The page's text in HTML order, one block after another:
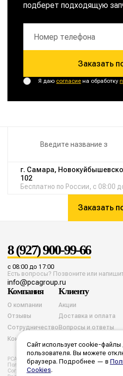
подберет подходящую
Заказать
Я даю согласие на обработку
г. Самара,
102
Бесплатно по России, с 08:00
Заказать
8 (927) 900-99-66
с 08:00 до 17:00
Есть вопросы? Позвоните или
info@pcagroup.ru
Компания
О компании
Отзывы
Сотрудничество
Контакты
Клиенту
Акции
Доставка и оплата
Вопросы и ответы
PCA group. Все права защищены. 2026 год.
Политика конфиденциальностиСогласие на
Согласие на обработку персональных данных
Сайт использует cookie-файлы
пользователя. Вы можете
браузера. Подробнее — в
Cookies.